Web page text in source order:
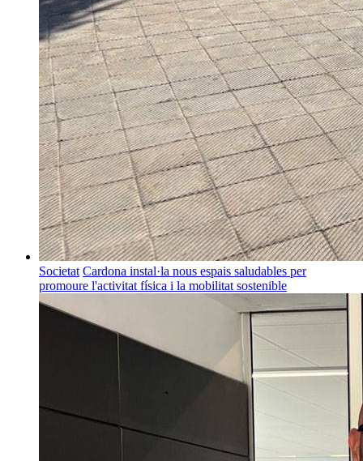
Societat Cardona instal·la nous espais saludables per
promoure l'activitat física i la mobilitat sostenible